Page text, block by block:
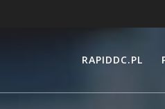
RAPIDDC.PL